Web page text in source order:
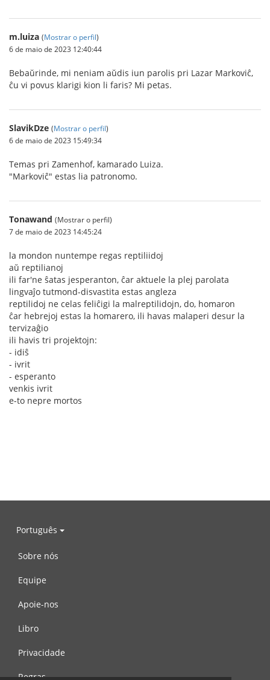
m.luiza (Mostrar o perfil)
6 de maio de 2023 12:40:44
Bebaŭrinde, mi neniam aŭdis iun parolis pri Lazar Markoviĉ,
ĉu vi povus klarigi kion li faris? Mi petas.
SlavikDze (Mostrar o perfil)
6 de maio de 2023 15:49:34
Temas pri Zamenhof, kamarado Luiza.
"Markoviĉ" estas lia patronomo.
Tonawand (Mostrar o perfil)
7 de maio de 2023 14:45:24
la mondon nuntempe regas reptiliidoj
aŭ reptilianoj
ili far'ne ŝatas jesperanton, ĉar aktuele la plej parolata
lingvaĵo tutmond-disvastita estas angleza
reptilidoj ne celas feliĉigi la malreptilidojn, do, homaron
ĉar hebrejoj estas la homarero, ili havas malaperi desur la
tervizaĝio
ili havis tri projektojn:
- idiŝ
- ivrit
- esperanto
venkis ivrit
e-to nepre mortos
Português
Sobre nós
Equipe
Apoie-nos
Libro
Privacidade
Regras